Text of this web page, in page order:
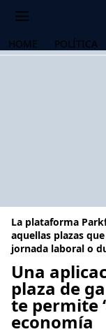
HOME POLÍTICA
La plataforma
aquellas plazas
jornada laboral o
Una
plaza de
te permite
economía